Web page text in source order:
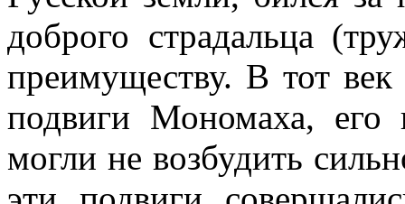
доброго страдальца
преимуществу. В тот
подвиги Мономаха, его
могли не возбудить